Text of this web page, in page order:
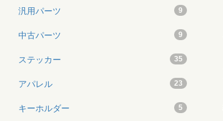
汎用パーツ 9
中古パーツ 9
ステッカー 35
アパレル 23
キーホルダー 5